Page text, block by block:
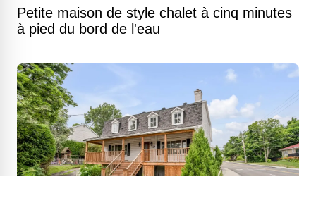
Petite maison de style chalet à cinq minutes
à pied du bord de l'eau